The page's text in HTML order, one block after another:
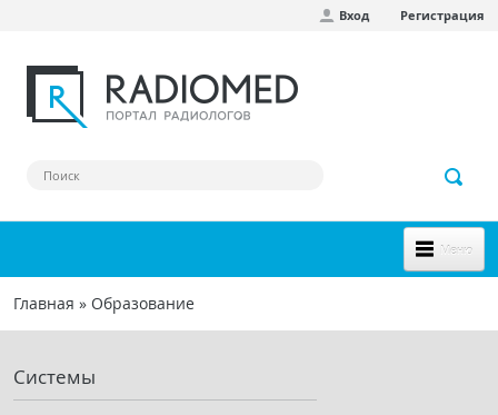
Вход Регистрация
Меню
НОВОЕ НА САЙТЕ
СООБЩЕСТВО
Клинические наблюдения
Вы здесь
Главная » Образование
Системы